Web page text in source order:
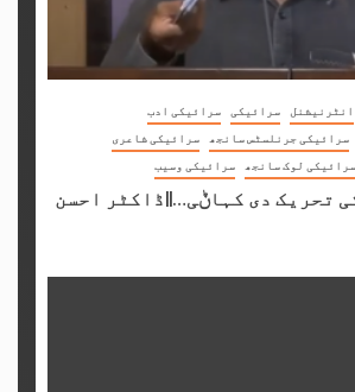
انٹرنیشنل سرائیکی سرائیکی ادب
سرائیکی جرنلسٹس سانجھ سرائیکی شاعری
سرائیکی لوک سانجھ سرائیکی وسیب
تحریک دی کہاݨی…||ڈاکٹر احسن